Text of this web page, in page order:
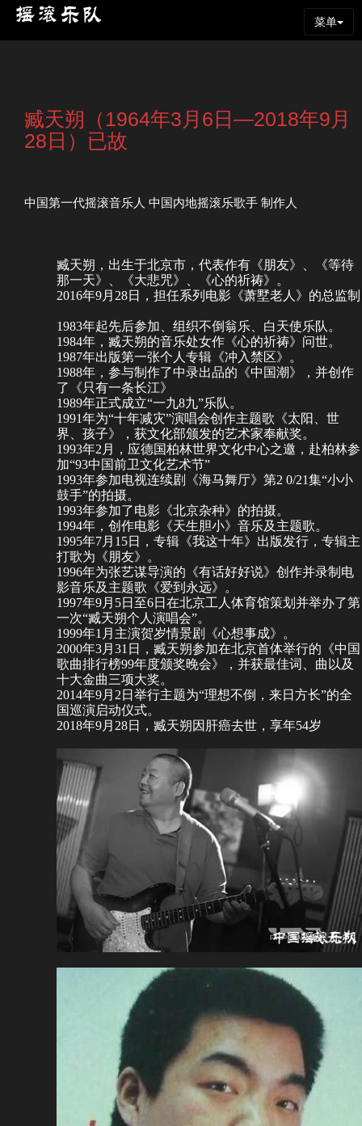
菜单
臧天朔（1964年3月6日—2018年9月
28日）已故
中国第一代摇滚音乐人 中国内地摇滚乐歌手 制作人
臧天朔，出生于北京市，代表作有《朋友》、《等待
那一天》、《大悲咒》、《心的祈祷》。
2016年9月28日，担任系列电影《萧墅老人》的总监制
1983年起先后参加、组织不倒翁乐、 白天使乐队。
1984年，臧天朔的音乐处女作《心的祈祷》问世。
1987年出版第一张个人专辑《冲入禁区》。
1988年，参与制作了中录出品的《中国潮》，并创作
了《只有一条长江》
1989年正式成立“一九8九”乐队。
1991年为“十年减灾”演唱会创作主题歌《太阳、世
界、孩子》，获文化部颁发的艺术家奉献奖。
1993年2月，应德国柏林世界文化中心之邀，赴柏林参
加“93中国前卫文化艺术节”
1993年参加电视连续剧《海马舞厅》第2 0/21集“小小
鼓手”的拍摄。
1993年参加了电影《北京杂种》的拍摄。
1994年，创作电影《天生胆小》音乐及主题歌。
1995年7月15日，专辑《我这十年》出版发行，专辑主
打歌为《朋友》。
1996年为张艺谋导演的《有话好好说》创作并录制电
影音乐及主题歌《爱到永远》。
1997年9月5日至6日在北京工人体育馆策划并举办了第
一次“臧天朔个人演唱会”。
1999年1月主演贺岁情景剧《心想事成》。
2000年3月31日，臧天朔参加在北京首体举行的《中国
歌曲排行榜99年度颁奖晚会》，并获最佳词、曲以及
十大金曲三项大奖。
2014年9月2日举行主题为“理想不倒，来日方长”的全
国巡演启动仪式。
2018年9月28日，臧天朔因肝癌去世，享年54岁